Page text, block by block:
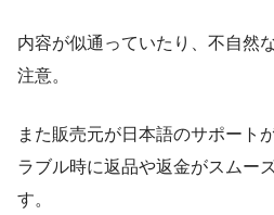
内容が似通っていたり、不自然
注意。
また販売元が日本語のサポート
ラブル時に返品や返金がスムー
す。